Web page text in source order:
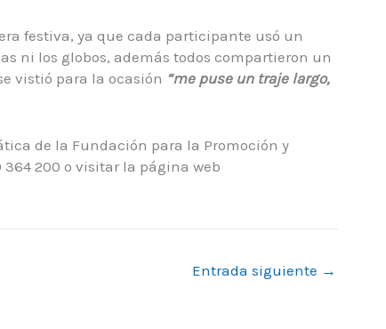
festiva, ya que cada participante usó un
ni los globos, además todos compartieron un
vistió para la ocasión “me puse un traje largo,
de la Fundación para la Promoción y
200 o visitar la página web
Entrada siguiente →